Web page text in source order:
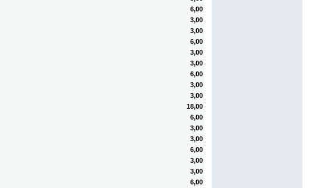
6,00
3,00
3,00
6,00
3,00
3,00
6,00
3,00
3,00
18,00
6,00
3,00
3,00
6,00
3,00
3,00
6,00